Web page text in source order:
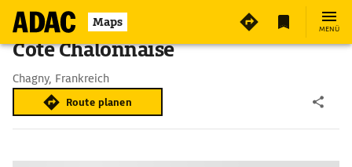
Maps MENÜ
Côte Chalonnaise
Chagny, Frankreich
Route planen